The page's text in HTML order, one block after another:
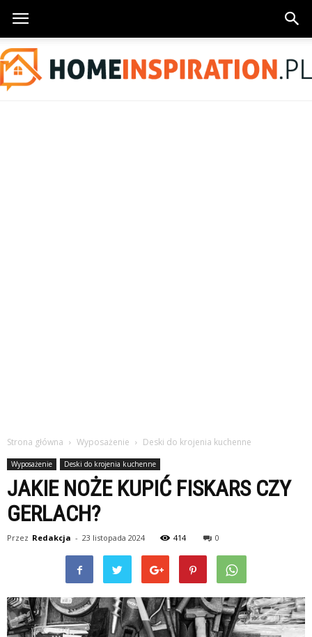
Strona główna Wyposażenie Deski do krojenia kuchenne
Wyposażenie Deski do krojenia kuchenne
JAKIE NOŻE KUPIĆ FISKARS CZY
GERLACH?
Przez Redakcja - 23 listopada 2024 414 0